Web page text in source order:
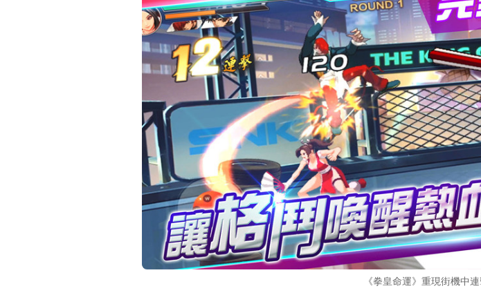
《拳皇命運》重現街機中